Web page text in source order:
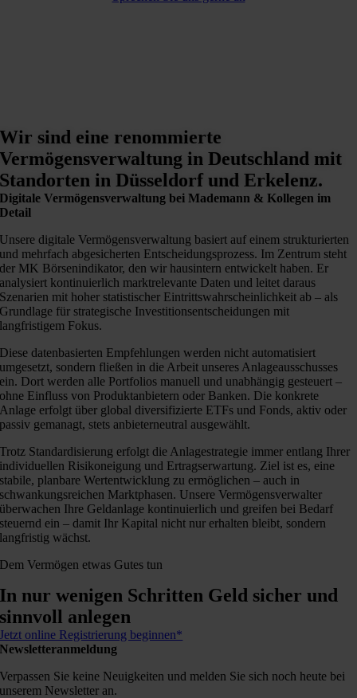
Wir sind eine renommierte
Vermögensverwaltung in Deutschland mit
Standorten in Düsseldorf und Erkelenz.
Digitale Vermögensverwaltung bei Mademann & Kollegen im
Detail
Unsere digitale Vermögensverwaltung basiert auf einem strukturierten
und mehrfach abgesicherten Entscheidungsprozess. Im Zentrum steht
der MK Börsenindikator, den wir hausintern entwickelt haben. Er
analysiert kontinuierlich marktrelevante Daten und leitet daraus
Szenarien mit hoher statistischer Eintrittswahrscheinlichkeit ab – als
Grundlage für strategische Investitionsentscheidungen mit
langfristigem Fokus.
Diese datenbasierten Empfehlungen werden nicht automatisiert
umgesetzt, sondern fließen in die Arbeit unseres Anlageausschusses
ein. Dort werden alle Portfolios manuell und unabhängig gesteuert –
ohne Einfluss von Produktanbietern oder Banken. Die konkrete
Anlage erfolgt über global diversifizierte ETFs und Fonds, aktiv oder
passiv gemanagt, stets anbieterneutral ausgewählt.
Trotz Standardisierung erfolgt die Anlagestrategie immer entlang Ihrer
individuellen Risikoneigung und Ertragserwartung. Ziel ist es, eine
stabile, planbare Wertentwicklung zu ermöglichen – auch in
schwankungsreichen Marktphasen. Unsere Vermögensverwalter
überwachen Ihre Geldanlage kontinuierlich und greifen bei Bedarf
steuernd ein – damit Ihr Kapital nicht nur erhalten bleibt, sondern
langfristig wächst.
Dem Vermögen etwas Gutes tun
In nur wenigen Schritten Geld sicher und
sinnvoll anlegen
Jetzt online Registrierung beginnen*
Newsletteranmeldung
Verpassen Sie keine Neuigkeiten und melden Sie sich noch heute bei
unserem Newsletter an.